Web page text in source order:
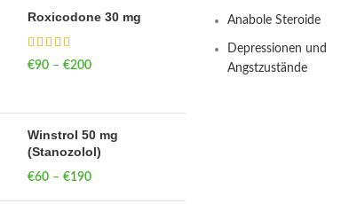
Roxicodone 30 mg
€90 – €200Price range: €90
Winstrol 50 mg
(Stanozolol)
€60 – €190Price range: €60
Anabole Steroide
Depressionen und
Angstzustände